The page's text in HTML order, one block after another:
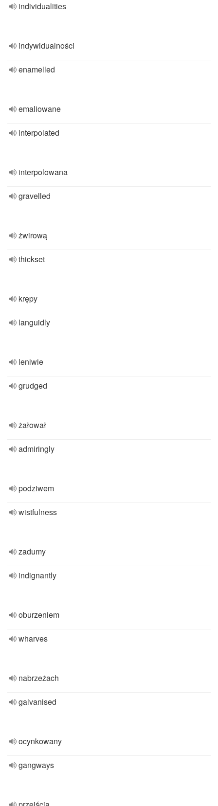
individualities
indywidualności
enamelled
emaliowane
interpolated
interpolowana
gravelled
żwirową
thickset
krępy
languidly
leniwie
grudged
żałował
admiringly
podziwem
wistfulness
zadumy
indignantly
oburzeniem
wharves
nabrzeżach
galvanised
ocynkowany
gangways